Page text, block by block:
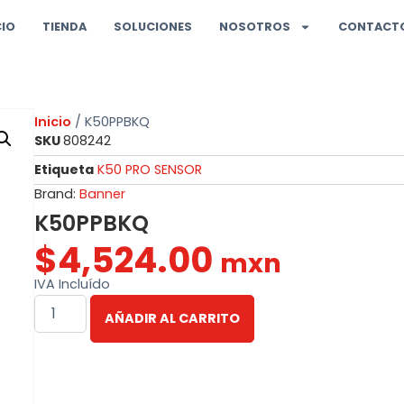
TIENDA SOLUCIONES NOSOTROS
Inicio / K50PPBKQ
SKU808242
Etiqueta K50 PRO SENSOR
Brand: Banner
K50PPBKQ
$4,524.00 mxn
IVA Incluído
AÑADIR AL CARRITO